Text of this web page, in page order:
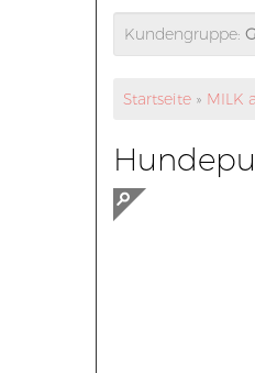
Kundengruppe:
Startseite » MILK